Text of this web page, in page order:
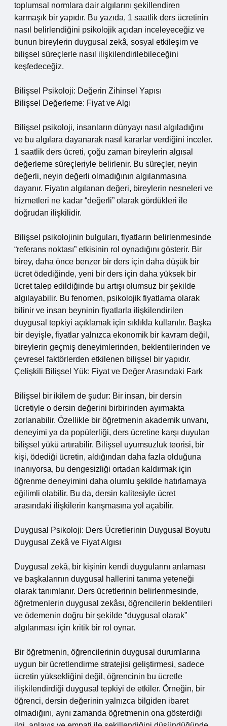
toplumsal normlara dair algılarını şekillendiren
karmaşık bir yapıdır. Bu yazıda, 1 saatlik ders ücretinin
nasıl belirlendiğini psikolojik açıdan inceleyeceğiz ve
bunun bireylerin duygusal zekâ, sosyal etkileşim ve
bilişsel süreçlerle nasıl ilişkilendirilebileceğini
keşfedeceğiz.
Bilişsel Psikoloji: Değerin Zihinsel Yapısı
Bilişsel Değerleme: Fiyat ve Algı
Bilişsel psikoloji, insanların dünyayı nasıl algıladığını
ve bu algılara dayanarak nasıl kararlar verdiğini inceler.
1 saatlik ders ücreti, çoğu zaman bireylerin algısal
değerleme süreçleriyle belirlenir. Bu süreçler, neyin
değerli, neyin değerli olmadığının algılanmasına
dayanır. Fiyatın algılanan değeri, bireylerin nesneleri ve
hizmetleri ne kadar “değerli” olarak gördükleri ile
doğrudan ilişkilidir.
Bilişsel psikolojinin bulguları, fiyatların belirlenmesinde
“referans noktası” etkisinin rol oynadığını gösterir. Bir
birey, daha önce benzer bir ders için daha düşük bir
ücret ödediğinde, yeni bir ders için daha yüksek bir
ücret talep edildiğinde bu artışı olumsuz bir şekilde
algılayabilir. Bu fenomen, psikolojik fiyatlama olarak
bilinir ve insan beyninin fiyatlarla ilişkilendirilen
duygusal tepkiyi açıklamak için sıklıkla kullanılır. Başka
bir deyişle, fiyatlar yalnızca ekonomik bir kavram değil,
bireylerin geçmiş deneyimlerinden, beklentilerinden ve
çevresel faktörlerden etkilenen bilişsel bir yapıdır.
Çelişkili Bilişsel Yük: Fiyat ve Değer Arasındaki Fark
Bilişsel bir ikilem de şudur: Bir insan, bir dersin
ücretiyle o dersin değerini birbirinden ayırmakta
zorlanabilir. Özellikle bir öğretmenin akademik unvanı,
deneyimi ya da popülerliği, ders ücretine karşı duyulan
bilişsel yükü artırabilir. Bilişsel uyumsuzluk teorisi, bir
kişi, ödediği ücretin, aldığından daha fazla olduğuna
inanıyorsa, bu dengesizliği ortadan kaldırmak için
öğrenme deneyimini daha olumlu şekilde hatırlamaya
eğilimli olabilir. Bu da, dersin kalitesiyle ücret
arasındaki ilişkilerin karışmasına yol açabilir.
Duygusal Psikoloji: Ders Ücretlerinin Duygusal Boyutu
Duygusal Zekâ ve Fiyat Algısı
Duygusal zekâ, bir kişinin kendi duygularını anlaması
ve başkalarının duygusal hallerini tanıma yeteneği
olarak tanımlanır. Ders ücretlerinin belirlenmesinde,
öğretmenlerin duygusal zekâsı, öğrencilerin beklentileri
ve ödemenin doğru bir şekilde “duygusal olarak”
algılanması için kritik bir rol oynar.
Bir öğretmenin, öğrencilerinin duygusal durumlarına
uygun bir ücretlendirme stratejisi geliştirmesi, sadece
ücretin yüksekliğini değil, öğrencinin bu ücretle
ilişkilendirdiği duygusal tepkiyi de etkiler. Örneğin, bir
öğrenci, dersin değerinin yalnızca bilgiden ibaret
olmadığını, aynı zamanda öğretmenin ona gösterdiği